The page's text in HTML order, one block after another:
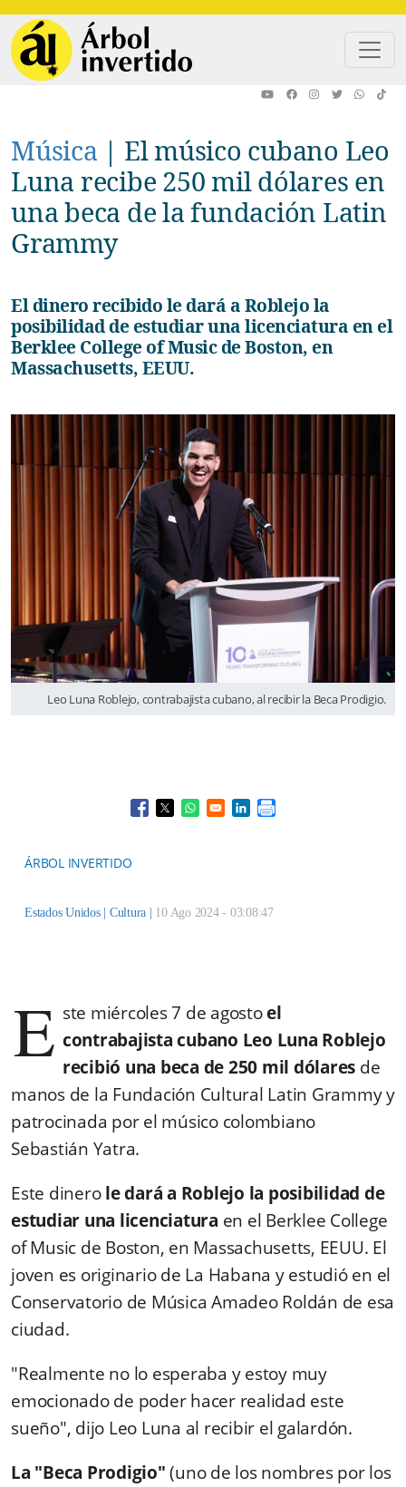
Música | El músico cubano Leo
Luna recibe 250 mil dólares en
una beca de la fundación Latin
Grammy
El dinero recibido le dará a Roblejo la
posibilidad de estudiar una licenciatura en el
Berklee College of Music de Boston, en
Massachusetts, EEUU.
Leo Luna Roblejo, contrabajista cubano, al recibir la Beca Prodigio.
Opens in a new window
Opens in a new window
Opens in a new window
Opens in a new window
ÁRBOL INVERTIDO
Cultura 10 Ago 2024 - 03:08:47
E ste miércoles 7 de agostoel
contrabajista cubano Leo Luna Roblejo
recibió una beca de 250 mil dólares de
manos de la Fundación Cultural Latin Grammy y
patrocinada por el músico colombiano
Sebastián Yatra.
Este dinerole dará a Roblejo la posibilidad de
estudiar una licenciatura en el Berklee College
of Music de Boston, en Massachusetts, EEUU. El
joven es originario de La Habana y estudió en el
Conservatorio de Música Amadeo Roldán de esa
ciudad.
"Realmente no lo esperaba y estoy muy
emocionado de poder hacer realidad este
sueño", dijo Leo Luna al recibir el galardón.
La "Beca Prodigio"(uno de los nombres por los